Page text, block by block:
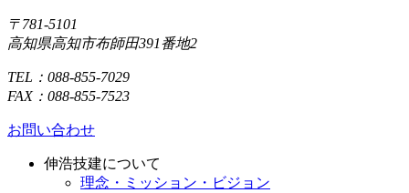
〒781-5101
高知県高知市布師田391番地2
TEL：088-855-7029
FAX：088-855-7523
お問い合わせ
伸浩技建について
理念・ミッション・ビジョン